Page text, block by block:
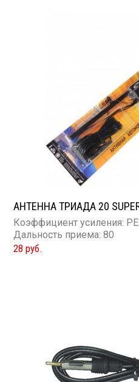
АНТЕННА ТРИАДА 20
Коэффициент усиления:
Дальность приема: 80
28 руб.